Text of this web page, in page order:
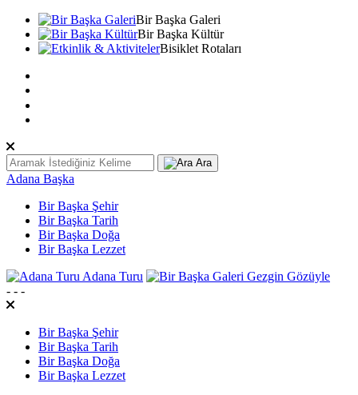
Bir Başka Galeri
Bir Başka Kültür
Bisiklet Rotaları
Ara
Adana Başka
Bir Başka Şehir
Bir Başka Tarih
Bir Başka Doğa
Bir Başka Lezzet
Adana Turu
Gezgin Gözüyle
- - -
Bir Başka Şehir
Bir Başka Tarih
Bir Başka Doğa
Bir Başka Lezzet